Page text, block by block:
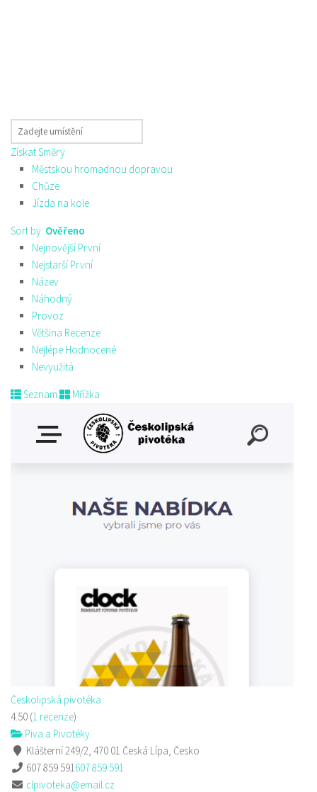
Získat Směry
Městskou hromadnou dopravou
Chůze
Jízda na kole
Sort by: Ověřeno
Nejnovější První
Nejstarší První
Název
Náhodný
Provoz
Většina Recenze
Nejlépe Hodnocené
Nevyužitá
Seznam Mřížka
Českolipská pivotéka
4.50 (1 recenze)
Piva a Pivotéky
Klášterní 249/2, 470 01 Česká Lípa, Česko
607 859 591607 859 591
clpivoteka@email.cz